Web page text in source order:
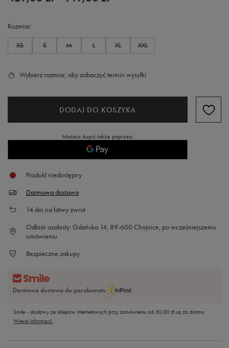
Rozmiar
XS S M L XL XXL
Wybierz rozmiar, aby zobaczyć termin wysyłki
DODAJ DO KOSZYKA
Możesz kupić także poprzez:
Produkt niedostępny
Darmowa dostawa
14dni na łatwy zwrot
Odbiór osobisty: Gdańska 14, 89-600 Chojnice, po wcześniejszemu
umówieniu
Bezpieczne zakupy
Darmowa dostawa do paczkomatu
Smile - dostawy ze sklepów internetowych przy zamówieniu od 50,00 złsą za darmo
Więcej informacji.